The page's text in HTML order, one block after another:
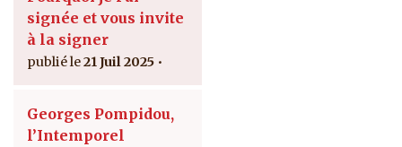
signée et vous invite
à la signer
21 Juil 2025
Georges Pompidou,
l’Intemporel